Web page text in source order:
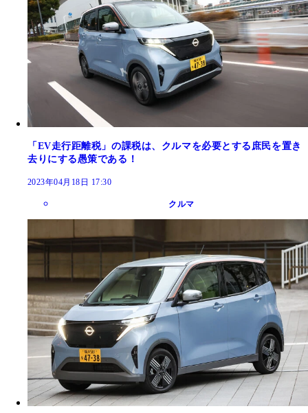
「EV走行距離税」の課税は、クルマを必要とする庶民を置き
去りにする愚策である！
2023年04月18日 17:30
クルマ